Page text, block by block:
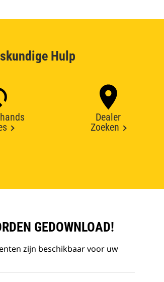
Hulp
Dealer
Zoeken
GEDOWNLOAD!
zijn beschikbaar voor uw